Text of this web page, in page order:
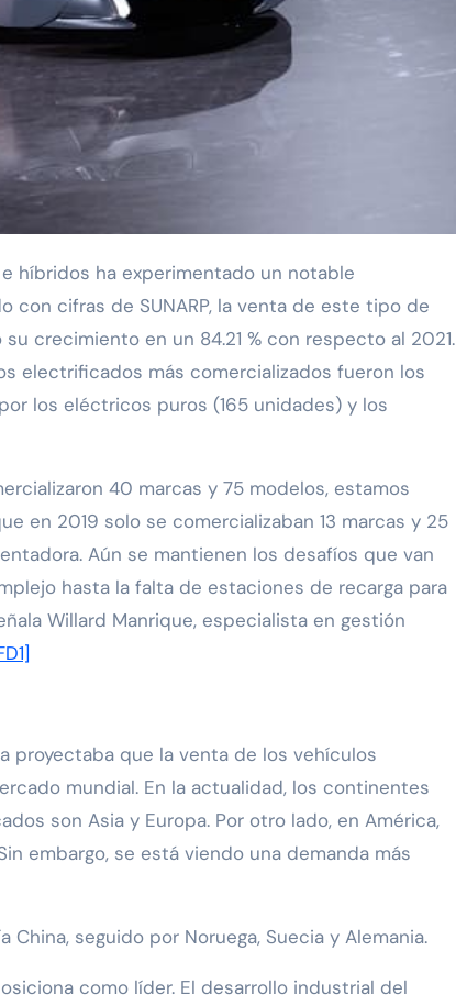
e híbridos ha experimentado un notable
con cifras de SUNARP, la venta de este tipo de
crecimiento en un 84.21 % con respecto al 2021.
electrificados más comercializados fueron los
los eléctricos puros (165 unidades) y los
40 marcas y 75 modelos, estamos
en 2019 solo se comercializaban 13 marcas y 25
Aún se mantienen los desafíos que van
hasta la falta de estaciones de recarga para
Willard Manrique, especialista en gestión
proyectaba que la venta de los vehículos
mundial. En la actualidad, los continentes
son Asia y Europa. Por otro lado, en América,
embargo, se está viendo una demanda más
seguido por Noruega, Suecia y Alemania.
como líder. El desarrollo industrial del